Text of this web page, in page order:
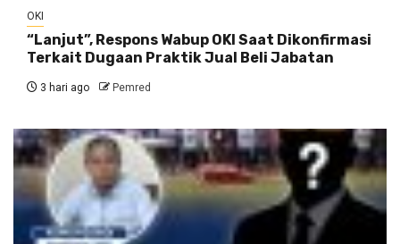
OKI
“Lanjut”, Respons Wabup OKI Saat Dikonfirmasi
Terkait Dugaan Praktik Jual Beli Jabatan
3 hari ago Pemred